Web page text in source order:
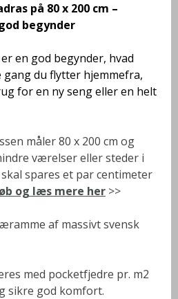
på 80 x 200 cm –
begynder
en god begynder, hvad
du flytter hjemmefra,
for en ny seng eller en helt
måler 80 x 200 cm og
værelser eller steder i
spares et par centimeter
og læs mere her >>
af massivt svensk
med pocketfjedre pr. m2
sikre god komfort.